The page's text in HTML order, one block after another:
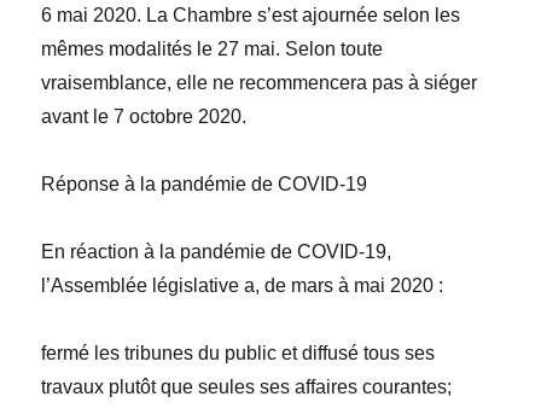
6 mai 2020. La Chambre s’est ajournée selon les
mêmes modalités le 27 mai. Selon toute
vraisemblance, elle ne recommencera pas à siéger
avant le 7 octobre 2020.
Réponse à la pandémie de COVID-19
En réaction à la pandémie de COVID-19,
l’Assemblée législative a, de mars à mai 2020 :
fermé les tribunes du public et diffusé tous ses
travaux plutôt que seules ses affaires courantes;